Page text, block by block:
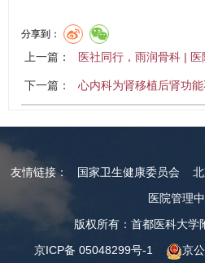
分享到：
上一篇： 医社同行，雨润骨科 |
下一篇： 心内科为肾移植后肾功
友情链接： 国家卫生健康委员会
医院管理
版权所有：首都医科大学
京ICP备 05048299号-1
京